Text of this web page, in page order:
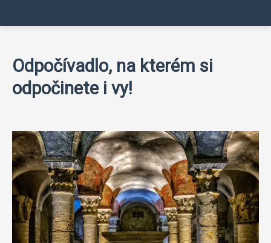
Odpočívadlo, na kterém si
odpočinete i vy!